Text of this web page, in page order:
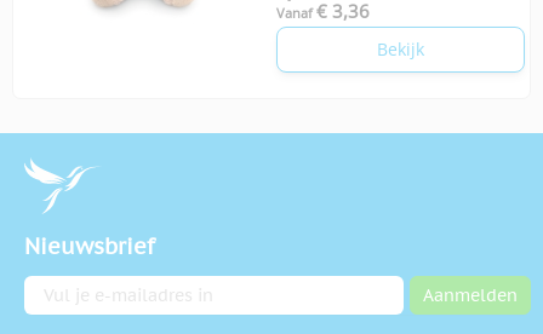
Vanaf € 3,36
Bekijk
Nieuwsbrief
E-mailadres Aanmelden